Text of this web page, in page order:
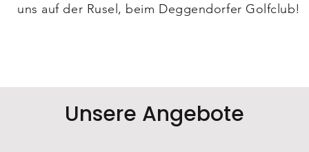
uns auf der Rusel, beim Deggendorfer Golfclub!
Unsere Angebote